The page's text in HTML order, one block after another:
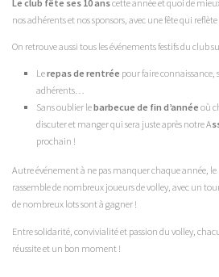
Le club fête ses 10 anscette année et quoi de
nos adhérents et nos sponsors, avec une fête qui
On retrouve aussi tous les événements festifs du club
Lerepas de rentrée pour faire connaissance,
adhérents…
Sans oublier lebarbecue de fin d’année où
discuter et manger qui sera juste après notre A
prochain !
Autre événement à ne pas manquer chaque année, le
rassemble de nombreux joueurs de volley, avec un
de nombreux lots sont à gagner !
Entre solidarité, convivialité et passion du volley,
réussite et un bon moment !